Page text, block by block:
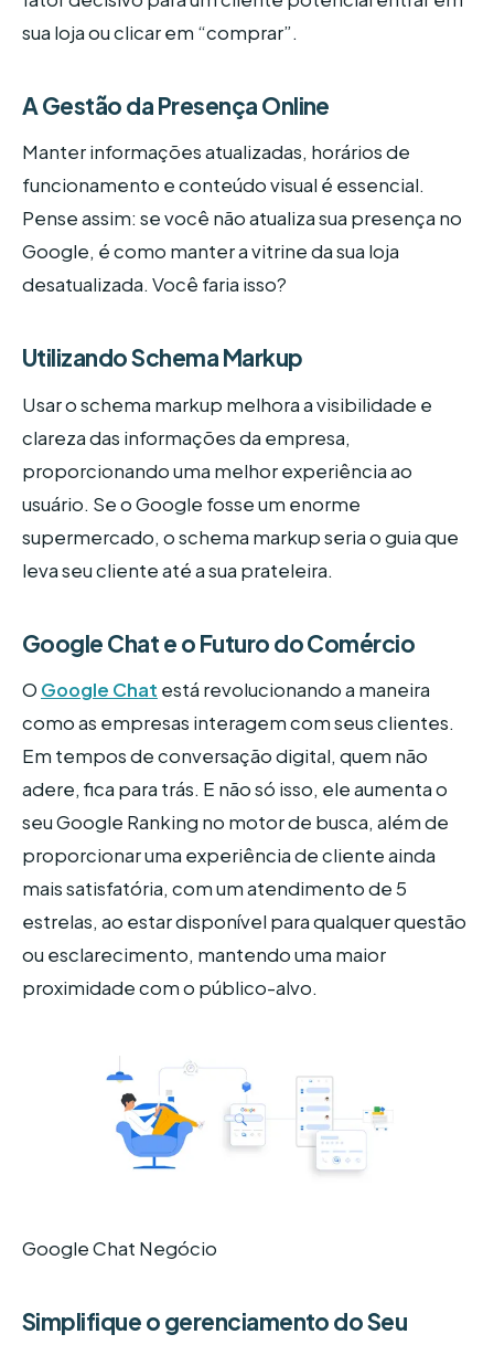
sua loja ou clicar em “comprar”.
A Gestão da Presença Online
Manter informações atualizadas, horários de
funcionamento e conteúdo visual é essencial.
Pense assim: se você não atualiza sua presença no
Google, é como manter a vitrine da sua loja
desatualizada. Você faria isso?
Utilizando Schema Markup
Usar o schema markup melhora a visibilidade e
clareza das informações da empresa,
proporcionando uma melhor experiência ao
usuário. Se o Google fosse um enorme
supermercado, o schema markup seria o guia que
leva seu cliente até a sua prateleira.
Google Chat e o Futuro do Comércio
O Google Chat está revolucionando a maneira
como as empresas interagem com seus clientes.
Em tempos de conversação digital, quem não
adere, fica para trás. E não só isso, ele aumenta o
seu Google Ranking no motor de busca, além de
proporcionar uma experiência de cliente ainda
mais satisfatória, com um atendimento de 5
estrelas, ao estar disponível para qualquer questão
ou esclarecimento, mantendo uma maior
proximidade com o público-alvo.
Google Chat Negócio
Simplifique o gerenciamento do Seu